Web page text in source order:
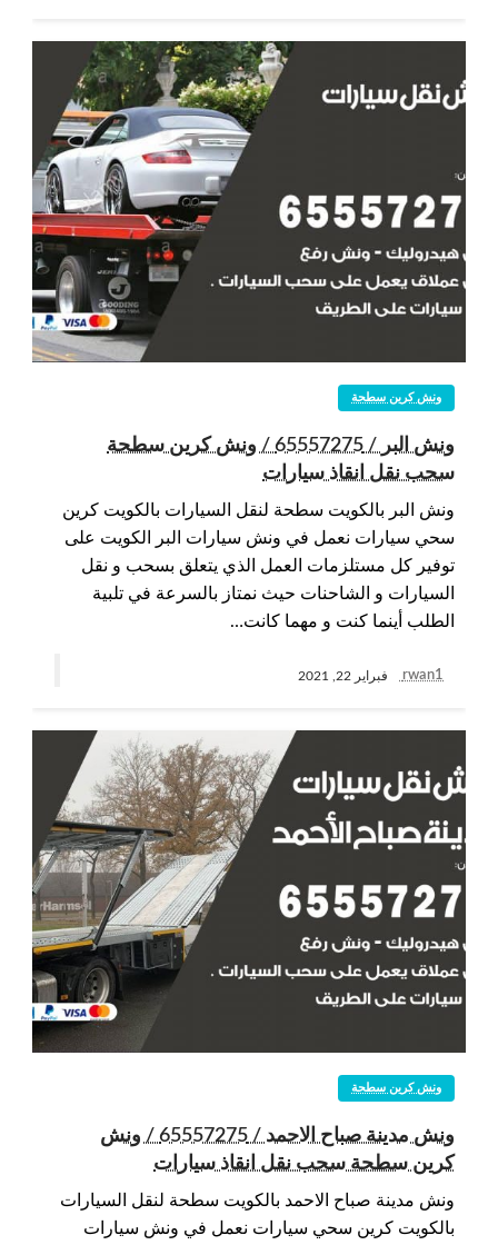
ونش كرين سطحة
ونش البر / 65557275 / ونش كرين سطحة
سحب نقل انقاذ سيارات
ونش البر بالكويت سطحة لنقل السيارات بالكويت كرين
سحي سيارات نعمل في ونش سيارات البر الكويت على
توفير كل مستلزمات العمل الذي يتعلق بسحب و نقل
السيارات و الشاحنات حيث نمتاز بالسرعة في تلبية
الطلب أينما كنت و مهما كانت…
rwan1 فبراير 22, 2021
ونش كرين سطحة
ونش مدينة صباح الاحمد / 65557275 / ونش
كرين سطحة سحب نقل انقاذ سيارات
ونش مدينة صباح الاحمد بالكويت سطحة لنقل السيارات
بالكويت كرين سحي سيارات نعمل في ونش سيارات